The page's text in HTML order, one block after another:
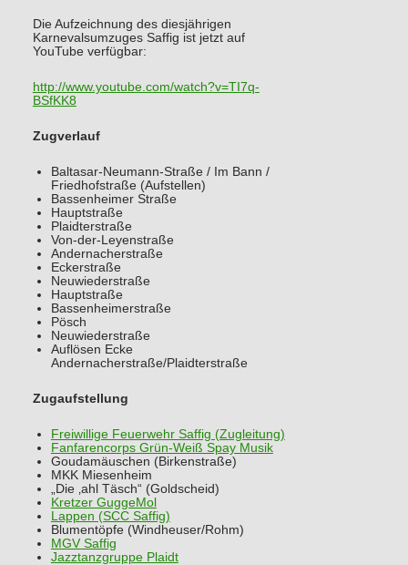
Die Aufzeichnung des diesjährigen
Karnevalsumzuges Saffig ist jetzt auf
YouTube verfügbar:
http://www.youtube.com/watch?v=TI7q-
BSfKK8
Zugverlauf
Baltasar-Neumann-Straße / Im Bann /
Friedhofstraße (Aufstellen)
Bassenheimer Straße
Hauptstraße
Plaidterstraße
Von-der-Leyenstraße
Andernacherstraße
Eckerstraße
Neuwiederstraße
Hauptstraße
Bassenheimerstraße
Pösch
Neuwiederstraße
Auflösen Ecke
Andernacherstraße/Plaidterstraße
Zugaufstellung
Freiwillige Feuerwehr Saffig (Zugleitung)
Fanfarencorps Grün-Weiß Spay Musik
Goudamäuschen (Birkenstraße)
MKK Miesenheim
„Die ‚ahl Täsch“ (Goldscheid)
Kretzer GuggeMol
Lappen (SCC Saffig)
Blumentöpfe (Windheuser/Rohm)
MGV Saffig
Jazztanzgruppe Plaidt